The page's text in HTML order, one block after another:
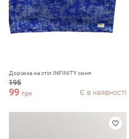
Доріжка на стіл INFINITY синя
195
99 грн Є в наявності
Залишити вiдгук про